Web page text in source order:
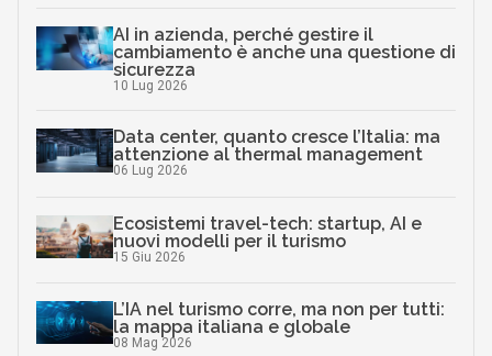
AI in azienda, perché gestire il
cambiamento è anche una questione di
sicurezza
10 Lug 2026
Data center, quanto cresce l’Italia: ma
attenzione al thermal management
06 Lug 2026
Ecosistemi travel-tech: startup, AI e
nuovi modelli per il turismo
15 Giu 2026
L’IA nel turismo corre, ma non per tutti:
la mappa italiana e globale
08 Mag 2026